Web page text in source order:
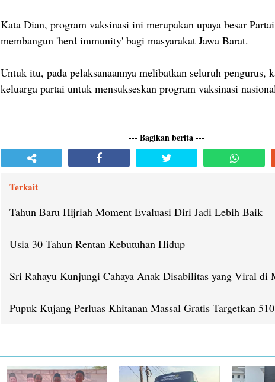
Kata Dian, program vaksinasi ini merupakan upaya besar
membangun 'herd immunity' bagi masyarakat Jawa Barat.
Untuk itu, pada pelaksanaannya melibatkan seluruh pengurus,
keluarga partai untuk mensukseskan program vaksinasi
--- Bagikan berita ---
Terkait
Tahun Baru Hijriah Moment Evaluasi Diri Jadi Lebih Baik
Usia 30 Tahun Rentan Kebutuhan Hidup
Sri Rahayu Kunjungi Cahaya Anak Disabilitas yang Viral di
Pupuk Kujang Perluas Khitanan Massal Gratis Targetkan